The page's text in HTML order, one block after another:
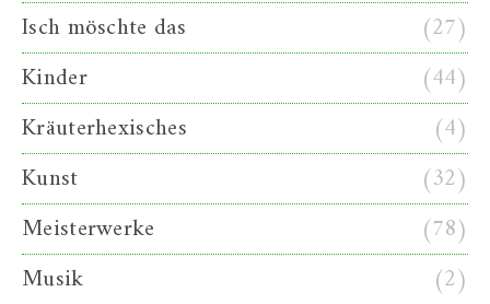
Isch möschte das
(27)
Kinder
(44)
Kräuterhexisches
(4)
Kunst
(32)
Meisterwerke
(78)
Musik
(2)